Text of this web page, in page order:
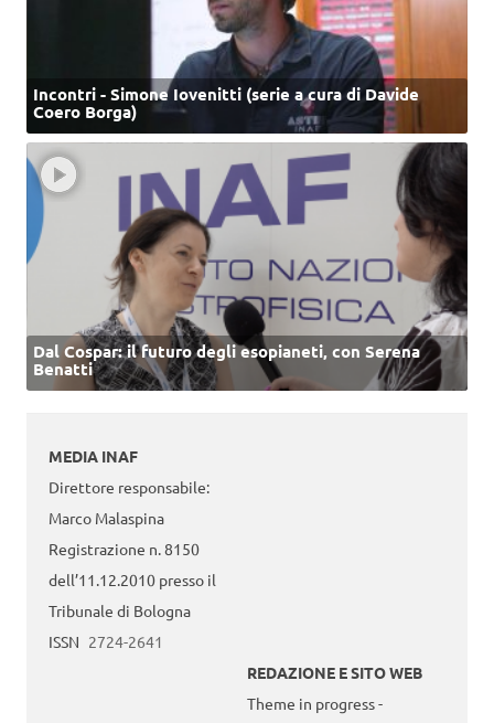
Incontri - Simone Iovenitti (serie a cura di Davide
Coero Borga)
Dal Cospar: il futuro degli esopianeti, con Serena
Benatti
MEDIA INAF
Direttore responsabile:
Marco Malaspina
Registrazione n. 8150
dell’11.12.2010 presso il
Tribunale di Bologna
ISSN 2724-2641
REDAZIONE E SITO WEB
Theme in progress -